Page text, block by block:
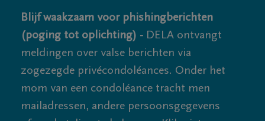
Blijf waakzaam voor phishingberichten
(poging tot oplichting) - DELA ontvangt
meldingen over valse berichten via
zogezegde privécondoléances. Onder het
mom van een condoléance tracht men
mailadressen, andere persoonsgegevens